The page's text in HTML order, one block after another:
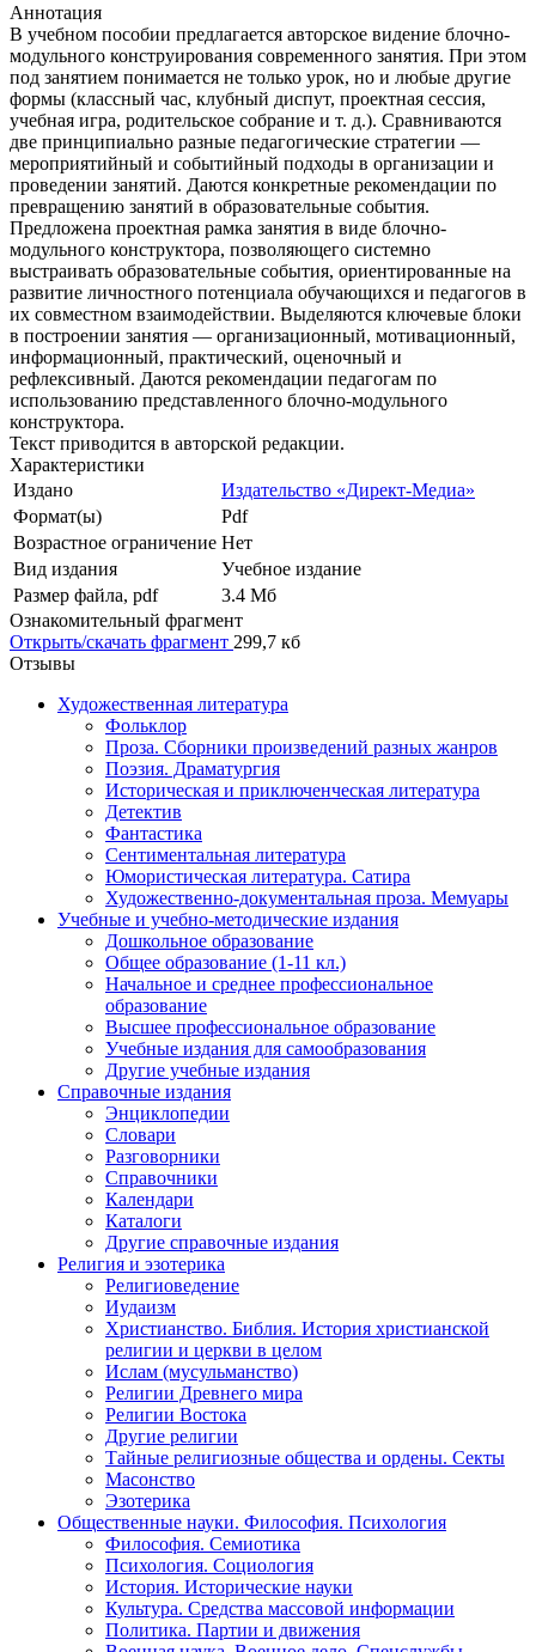
Аннотация
В учебном пособии предлагается авторское видение блочно-
модульного конструирования современного занятия. При этом
под занятием понимается не только урок, но и любые другие
формы (классный час, клубный диспут, проектная сессия,
учебная игра, родительское собрание и т. д.). Сравниваются
две принципиально разные педагогические стратегии —
мероприятийный и событийный подходы в организации и
проведении занятий. Даются конкретные рекомендации по
превращению занятий в образовательные события.
Предложена проектная рамка занятия в виде блочно-
модульного конструктора, позволяющего системно
выстраивать образовательные события, ориентированные на
развитие личностного потенциала обучающихся и педагогов в
их совместном взаимодействии. Выделяются ключевые блоки
в построении занятия — организационный, мотивационный,
информационный, практический, оценочный и
рефлексивный. Даются рекомендации педагогам по
использованию представленного блочно-модульного
конструктора.
Текст приводится в авторской редакции.
Характеристики
Издано
Издательство «Директ-Медиа»
Формат(ы)
Pdf
Возрастное ограничение Нет
Вид издания
Учебное издание
Размер файла, pdf
3.4 Mб
Ознакомительный фрагмент
Открыть/скачать фрагмент 299,7 кб
Отзывы
Художественная литература
Фольклор
Проза. Сборники произведений разных жанров
Поэзия. Драматургия
Историческая и приключенческая литература
Детектив
Фантастика
Сентиментальная литература
Юмористическая литература. Сатира
Художественно-документальная проза. Мемуары
Учебные и учебно-методические издания
Дошкольное образование
Общее образование (1-11 кл.)
Начальное и среднее профессиональное
образование
Высшее профессиональное образование
Учебные издания для самообразования
Другие учебные издания
Справочные издания
Энциклопедии
Словари
Разговорники
Справочники
Календари
Каталоги
Другие справочные издания
Религия и эзотерика
Религиоведение
Иудаизм
Христианство. Библия. История христианской
религии и церкви в целом
Ислам (мусульманство)
Религии Древнего мира
Религии Востока
Другие религии
Тайные религиозные общества и ордены. Секты
Масонство
Эзотерика
Общественные науки. Философия. Психология
Философия. Семиотика
Психология. Социология
История. Исторические науки
Культура. Средства массовой информации
Политика. Партии и движения